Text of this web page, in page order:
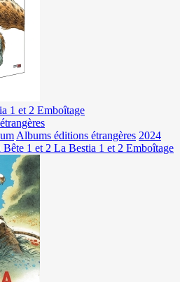
1 et 2 Emboîtage
Albums éditions étrangères 2024
Bête 1 et 2 La Bestia 1 et 2 Emboîtage